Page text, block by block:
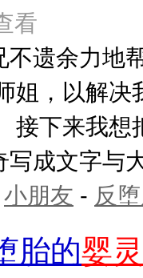
看
遗余力地
姐，以解决
接下来我想
写成文字与
小朋友 - 反
胎的婴灵